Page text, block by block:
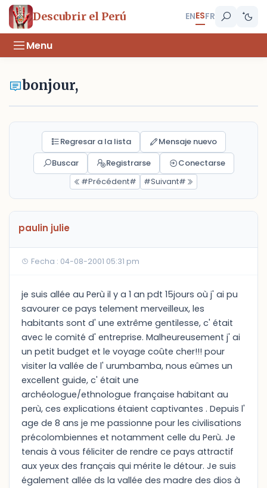
Descubrir el Perú ENESFR
Menu
bonjour,
Regresar a la lista
Mensaje nuevo
Buscar
Registrarse
Conectarse
#Précédent#
#Suivant#
paulin julie
Fecha : 04-08-2001 05:31 pm
je suis allée au Perù il y a 1 an pdt 15jours où j' ai pu
savourer ce pays telement merveilleux, les
habitants sont d' une extrême gentilesse, c' était
avec le comité d' entreprise. Malheureusement j' ai
un petit budget et le voyage coûte cher!!! pour
visiter la vallée de l' urumbamba, nous eûmes un
excellent guide, c' était une
archéologue/ethnologue française habitant au
perù, ces explications étaient captivantes . Depuis l'
age de 8 ans je me passionne pour les civilisations
précolombiennes et notamment celle du Perù. Je
tenais à vous féliciter de rendre ce pays attractif
aux yeux des français qui mérite le détour. Je suis
également allée ds la vallée des madre des dios à